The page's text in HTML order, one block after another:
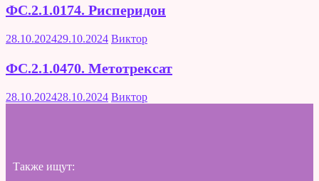
ФС.2.1.0174. Рисперидон
28.10.202429.10.2024 Виктор
ФС.2.1.0470. Метотрексат
28.10.202428.10.2024 Виктор
Также ищут: